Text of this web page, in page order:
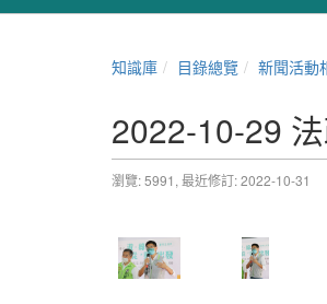
知識庫 目錄總覽 新聞活動
2022-10-29
瀏覽: 5991, 最近修訂: 2022-10-31